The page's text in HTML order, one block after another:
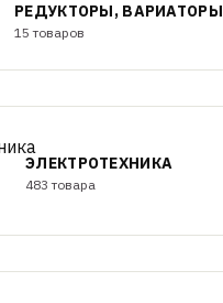
РЕДУКТОРЫ, ВАРИАТОРЫ
15 товаров
ЭЛЕКТРОТЕХНИКА
483 товара